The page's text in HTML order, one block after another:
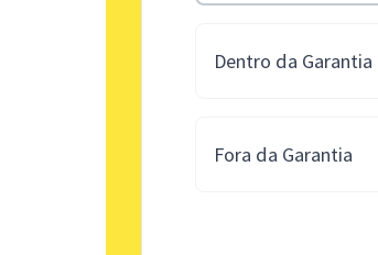
Dentro da Garantia
Fora da Garantia